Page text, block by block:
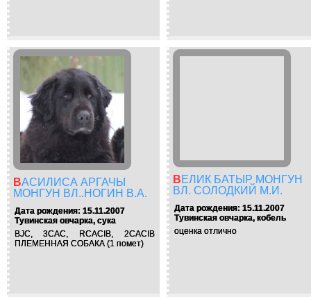
ВАСИЛИСА АРГАЧЫ
МОНГУН ВЛ..НОГИН В.А.
Дата рождения: 15.11.2007
Тувинская овчарка, сука
BJC, 3CAC, RCACIB, 2CACIB
ПЛЕМЕННАЯ СОБАКА (1 помет)
ВЕЛИК БАТЫР МОНГУН
ВЛ. СОЛОДКИЙ М.И.
Дата рождения: 15.11.2007
Тувинская овчарка, кобель
оценка отлично